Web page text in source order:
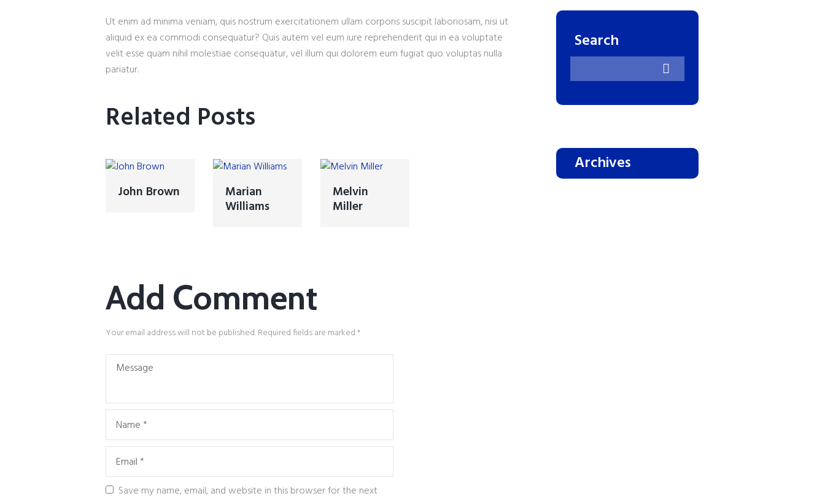
Ut enim ad minima veniam, quis nostrum exercitationem ullam corporis suscipit laboriosam, nisi ut
aliquid ex ea commodi consequatur? Quis autem vel eum iure reprehenderit qui in ea voluptate
velit esse quam nihil molestiae consequatur, vel illum qui dolorem eum fugiat quo voluptas nulla
pariatur.
Related Posts
John Brown
Marian
Williams
Melvin
Miller
Add Comment
Your email address will not be published. Required fields are marked *
Save my name, email, and website in this browser for the next
Search
Archives